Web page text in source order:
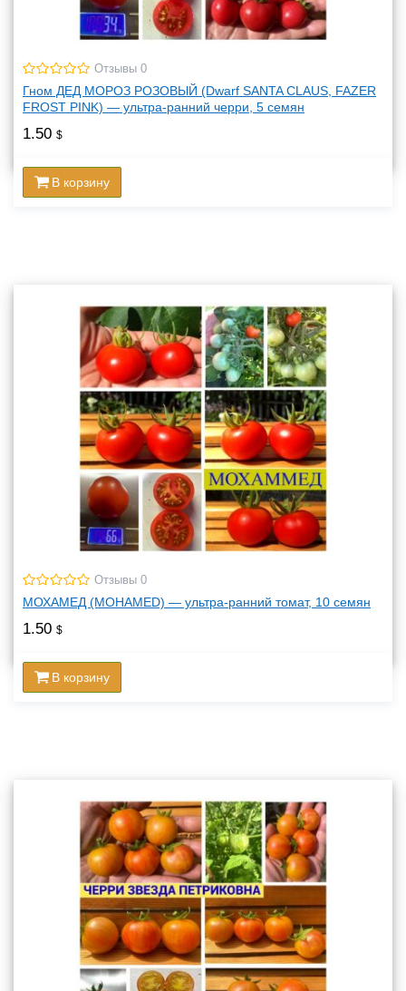
Отзывы 0
Гном ДЕД МОРОЗ РОЗОВЫЙ (Dwarf SANTA CLAUS, FAZER
FROST PINK) — ультра-ранний черри, 5 семян
1.50 $
В корзину
Отзывы 0
МОХАМЕД (MOHAMED) — ультра-ранний томат, 10 семян
1.50 $
В корзину